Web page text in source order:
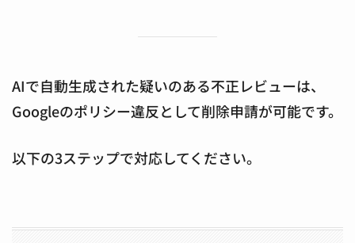
AIで自動生成された疑いのある不正レビューは、
Googleのポリシー違反として削除申請が可能です。
以下の3ステップで対応してください。